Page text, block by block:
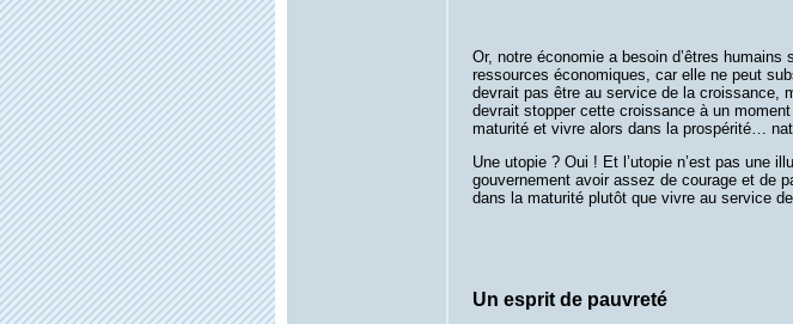
Or, notre économie a besoin d’êtres humains
ressources économiques, car elle ne peut
devrait pas être au service de la croissance,
devrait stopper cette croissance à un
maturité et vivre alors dans la prospérité…
Une utopie ? Oui ! Et l’utopie n’est pas une
gouvernement avoir assez de courage et de
dans la maturité plutôt que vivre au service
Un esprit de pauvreté